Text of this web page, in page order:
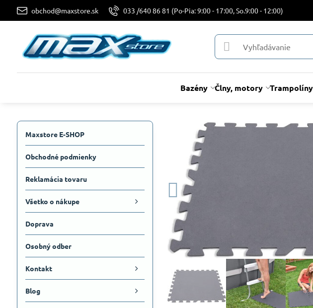
obchod@maxstore.sk 033 /640 86 81 (Po-Pia: 9:00 - 17:00, So.9:00 - 12:00)
Bazény Člny, motory Trampolíny
Maxstore E-SHOP
Obchodné podmienky
Reklamácia tovaru
Všetko o nákupe
Doprava
Osobný odber
Kontakt
Blog